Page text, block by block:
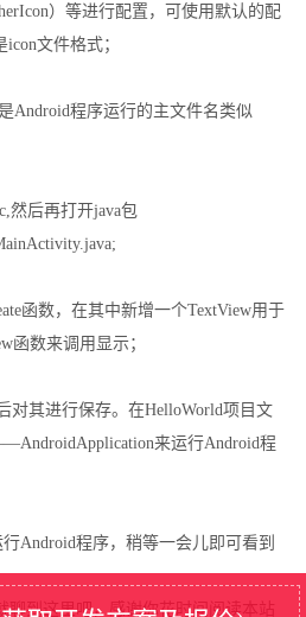
）等进行配置，可使用默认的配
文件格式；
Android程序运行的主文件名类似
然后再打开java包
函数，在其中新增一个TextView用于
函数来调用显示；
对其进行保存。在HelloWorld项目文
来运行Android程
Android程序，稍等一会儿即可看到
聊到这里吧，感谢你花时间阅读本站